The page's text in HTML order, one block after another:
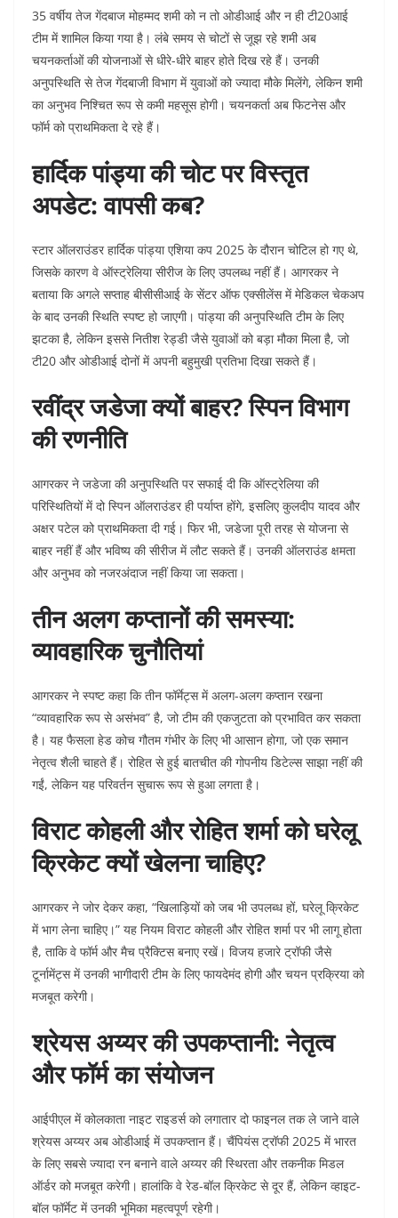
35 वर्षीय तेज गेंदबाज मोहम्मद शमी को न तो ओडीआई और न ही टी20आई
टीम में शामिल किया गया है। लंबे समय से चोटों से जूझ रहे शमी अब
चयनकर्ताओं की योजनाओं से धीरे-धीरे बाहर होते दिख रहे हैं। उनकी
अनुपस्थिति से तेज गेंदबाजी विभाग में युवाओं को ज्यादा मौके मिलेंगे, लेकिन शमी
का अनुभव निश्चित रूप से कमी महसूस होगी। चयनकर्ता अब फिटनेस और
फॉर्म को प्राथमिकता दे रहे हैं।
हार्दिक पांड्या की चोट पर विस्तृत
अपडेट: वापसी कब?
स्टार ऑलराउंडर हार्दिक पांड्या एशिया कप 2025 के दौरान चोटिल हो गए थे,
जिसके कारण वे ऑस्ट्रेलिया सीरीज के लिए उपलब्ध नहीं हैं। आगरकर ने
बताया कि अगले सप्ताह बीसीसीआई के सेंटर ऑफ एक्सीलेंस में मेडिकल चेकअप
के बाद उनकी स्थिति स्पष्ट हो जाएगी। पांड्या की अनुपस्थिति टीम के लिए
झटका है, लेकिन इससे नितीश रेड्डी जैसे युवाओं को बड़ा मौका मिला है, जो
टी20 और ओडीआई दोनों में अपनी बहुमुखी प्रतिभा दिखा सकते हैं।
रवींद्र जडेजा क्यों बाहर? स्पिन विभाग
की रणनीति
आगरकर ने जडेजा की अनुपस्थिति पर सफाई दी कि ऑस्ट्रेलिया की
परिस्थितियों में दो स्पिन ऑलराउंडर ही पर्याप्त होंगे, इसलिए कुलदीप यादव और
अक्षर पटेल को प्राथमिकता दी गई। फिर भी, जडेजा पूरी तरह से योजना से
बाहर नहीं हैं और भविष्य की सीरीज में लौट सकते हैं। उनकी ऑलराउंड क्षमता
और अनुभव को नजरअंदाज नहीं किया जा सकता।
तीन अलग कप्तानों की समस्या:
व्यावहारिक चुनौतियां
आगरकर ने स्पष्ट कहा कि तीन फॉर्मेट्स में अलग-अलग कप्तान रखना
“व्यावहारिक रूप से असंभव” है, जो टीम की एकजुटता को प्रभावित कर सकता
है। यह फैसला हेड कोच गौतम गंभीर के लिए भी आसान होगा, जो एक समान
नेतृत्व शैली चाहते हैं। रोहित से हुई बातचीत की गोपनीय डिटेल्स साझा नहीं की
गईं, लेकिन यह परिवर्तन सुचारू रूप से हुआ लगता है।
विराट कोहली और रोहित शर्मा को घरेलू
क्रिकेट क्यों खेलना चाहिए?
आगरकर ने जोर देकर कहा, “खिलाड़ियों को जब भी उपलब्ध हों, घरेलू क्रिकेट
में भाग लेना चाहिए।” यह नियम विराट कोहली और रोहित शर्मा पर भी लागू होता
है, ताकि वे फॉर्म और मैच प्रैक्टिस बनाए रखें। विजय हजारे ट्रॉफी जैसे
टूर्नामेंट्स में उनकी भागीदारी टीम के लिए फायदेमंद होगी और चयन प्रक्रिया को
मजबूत करेगी।
श्रेयस अय्यर की उपकप्तानी: नेतृत्व
और फॉर्म का संयोजन
आईपीएल में कोलकाता नाइट राइडर्स को लगातार दो फाइनल तक ले जाने वाले
श्रेयस अय्यर अब ओडीआई में उपकप्तान हैं। चैंपियंस ट्रॉफी 2025 में भारत
के लिए सबसे ज्यादा रन बनाने वाले अय्यर की स्थिरता और तकनीक मिडल
ऑर्डर को मजबूत करेगी। हालांकि वे रेड-बॉल क्रिकेट से दूर हैं, लेकिन व्हाइट-
बॉल फॉर्मेट में उनकी भूमिका महत्वपूर्ण रहेगी।